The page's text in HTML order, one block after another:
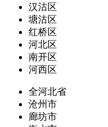
汉沽区
塘沽区
红桥区
河北区
南开区
河西区
全河北省
沧州市
廊坊市